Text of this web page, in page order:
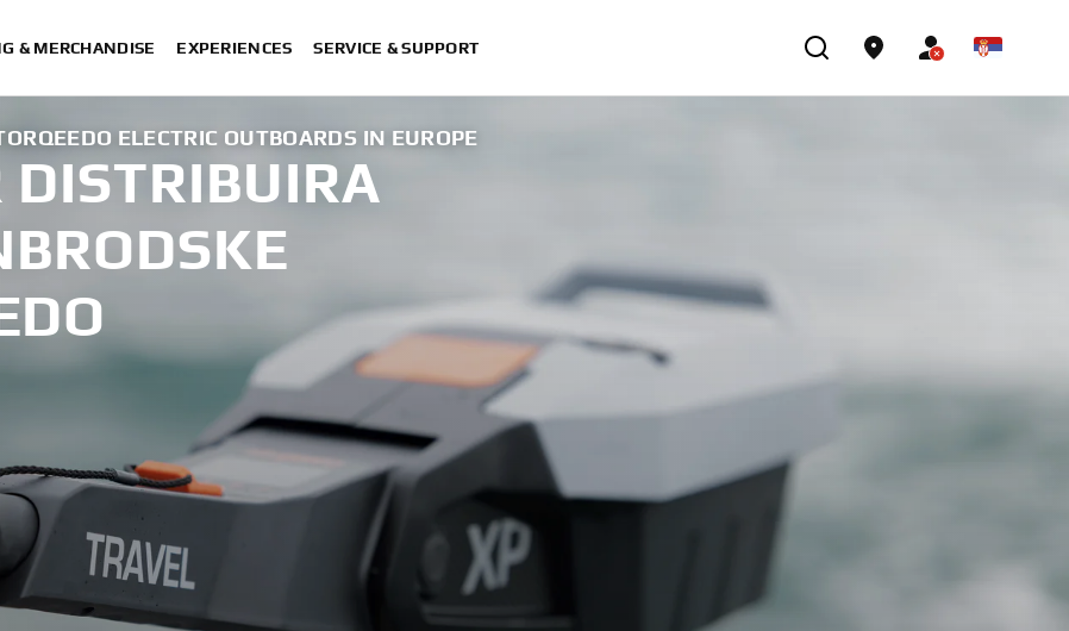
& MERCHANDISE EXPERIENCES SERVICE & SUPPORT
ELECTRIC OUTBOARDS IN EUROPE